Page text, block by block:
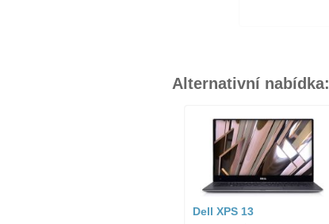
Alternativní nabídka:
Dell XPS 13